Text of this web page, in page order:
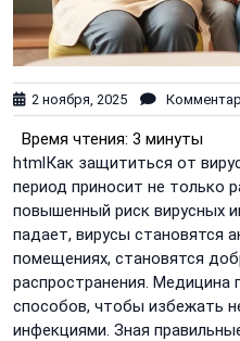
2 ноября, 2025
Время чтения: 3 минуты
htmlКак защититься от
период приносит не только
повышенный риск вирусных
падает, вирусы становятся
помещениях, становятся
распространения. Медицина
способов, чтобы избежать
инфекциями. Зная